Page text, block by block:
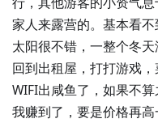
家人来露营的。基本看
太阳很不错，一整个冬天
回到出租屋，打打游戏
WIFI出咸鱼了，如果不
我赚到了，要是价格再